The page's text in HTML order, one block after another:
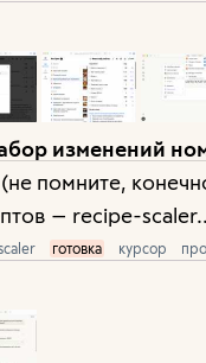
изменений
помните,
— recipe-
готовка курсор